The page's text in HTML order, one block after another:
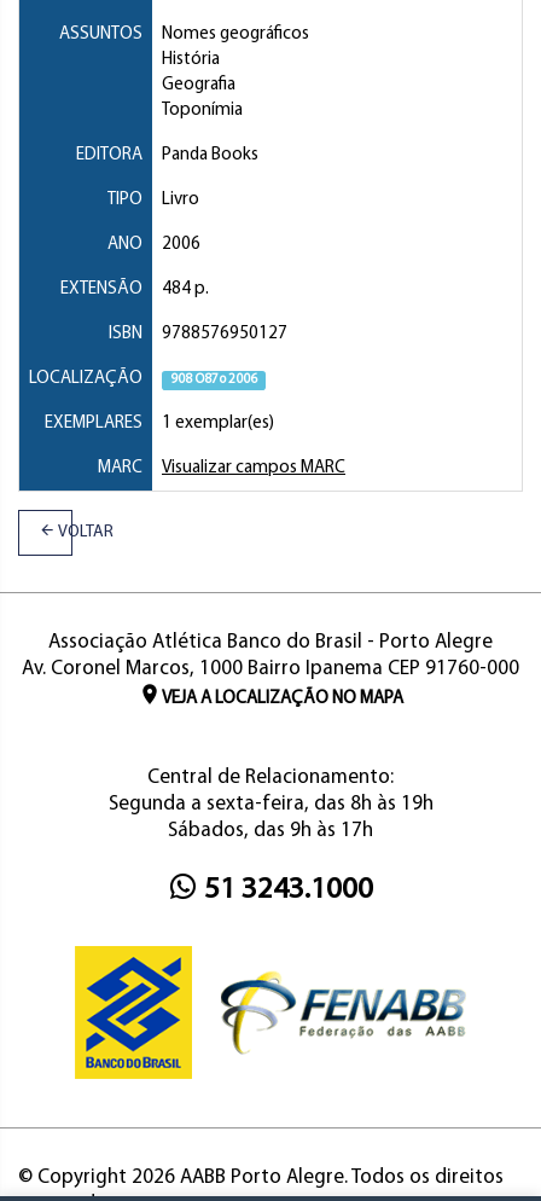
ASSUNTOS
Nomes geográficos
História
Geografia
Toponímia
EDITORA Panda Books
TIPO Livro
ANO 2006
EXTENSÃO 484 p.
ISBN 9788576950127
LOCALIZAÇÃO 908 O87o 2006
EXEMPLARES 1 exemplar(es)
MARC Visualizar campos MARC
VOLTAR
Associação Atlética Banco do Brasil - Porto Alegre
Av. Coronel Marcos, 1000 Bairro Ipanema CEP 91760-000
VEJA A LOCALIZAÇÃO NO MAPA
Central de Relacionamento:
Segunda a sexta-feira, das 8h às 19h
Sábados, das 9h às 17h
51 3243.1000
© Copyright 2026 AABB Porto Alegre. Todos os direitos